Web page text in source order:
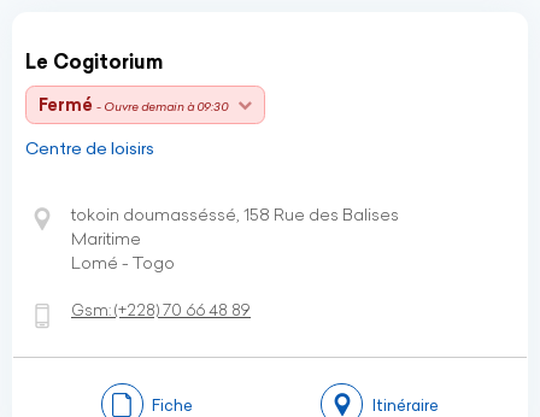
Le Cogitorium
Fermé - Ouvre demain à 09:30
Centre de loisirs
tokoin doumasséssé, 158 Rue des Balises
Maritime
Lomé - Togo
Gsm:(+228)70 66 48 89
Fiche Itinéraire